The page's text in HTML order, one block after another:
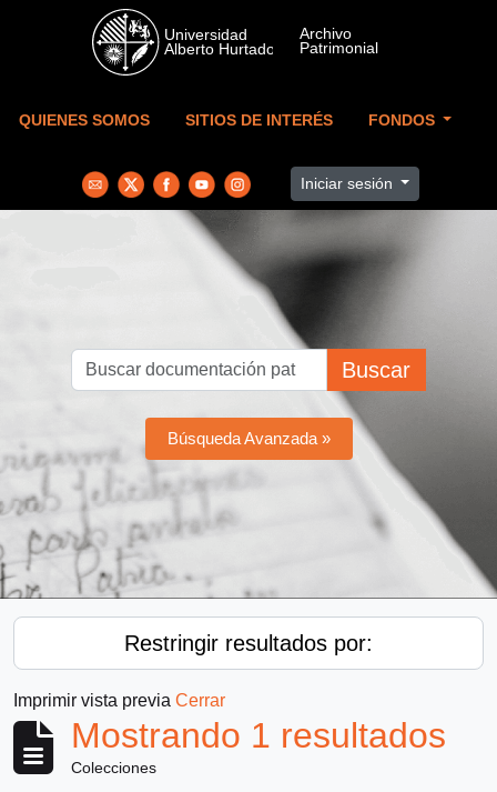
Skip to main content
QUIENES SOMOS SITIOS DE INTERÉS FONDOS
Iniciar sesión
Buscar
Búsqueda Avanzada »
Restringir resultados por:
Imprimir vista previa Cerrar
Mostrando 1 resultados
Colecciones